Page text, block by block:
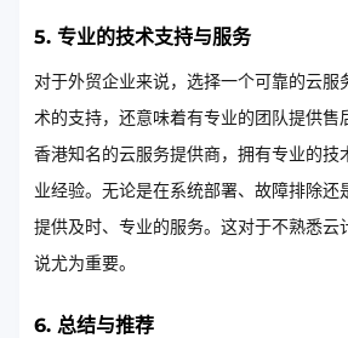
5. 专业的技术支持与服务
对于外贸企业来说，选择一个可靠的云服
术的支持，还意味着有专业的团队提供售
香港知名的云服务提供商，拥有专业的技
业经验。无论是在系统部署、故障排除还
提供及时、专业的服务。这对于不熟悉云
说尤为重要。
6. 总结与推荐